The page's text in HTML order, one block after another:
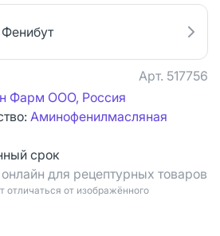
Арт. 517756
Фарм ООО, Россия
Аминофенилмасляная
срок
для рецептурных товаров
от изображённого